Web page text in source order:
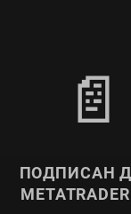
ПОДПИСАН
📄